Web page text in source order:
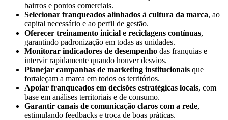
bairros e pontos comerciais.
Selecionar franqueados alinhados à cultura da marca, ao
capital necessário e ao perfil de gestão.
Oferecer treinamento inicial e reciclagens contínuas,
garantindo padronização em todas as unidades.
Monitorar indicadores de desempenho das franquias e
intervir rapidamente quando houver desvios.
Planejar campanhas de marketing institucionais que
fortaleçam a marca em todos os territórios.
Apoiar franqueados em decisões estratégicas locais, com
base em análises territoriais e de consumo.
Garantir canais de comunicação claros com a rede,
estimulando feedbacks e troca de boas práticas.